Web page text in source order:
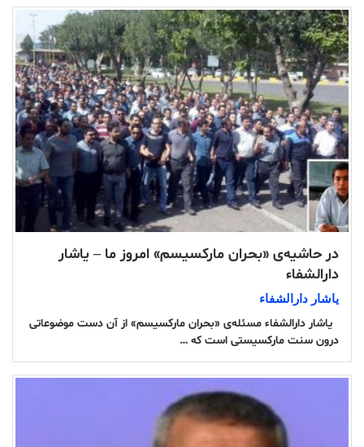
در حاشیه‌ی «بحران مارکسیسم» امروز ما – یاشار
دارالشفاء
یاشار دارالشفاء
یاشار دارالشفاء مسئله‌ی «بحران مارکسیسم» از آن دست موضوعاتی
درون سنت مارکسیستی است که …